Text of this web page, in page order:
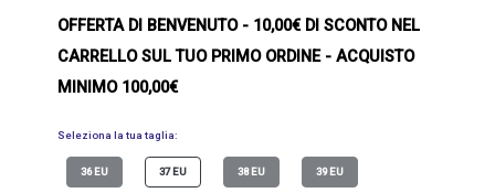
OFFERTA DI BENVENUTO- 10,00€ DI SCONTO NEL
CARRELLO SUL TUO PRIMO ORDINE - ACQUISTO
MINIMO 100,00€
Seleziona la tua taglia:
36 EU 37 EU 38 EU 39 EU